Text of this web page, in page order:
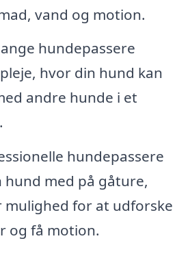
vand og motion.
hundepassere
hvor din hund kan
andre hunde i et
hundepassere
hund med på gåture,
mulighed for at udforske
og få motion.